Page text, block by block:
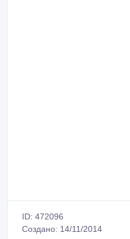
ID: 472096
Создано: 14/11/2014